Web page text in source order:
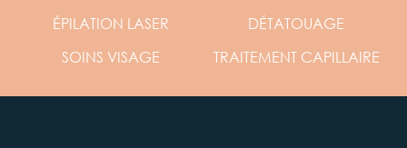
ÉPILATION LASER
DÉTATOUAGE
SOINS VISAGE TRAITEMENT CAPILLAIRE